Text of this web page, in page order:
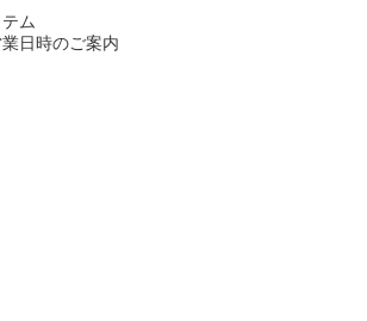
日時のご案内